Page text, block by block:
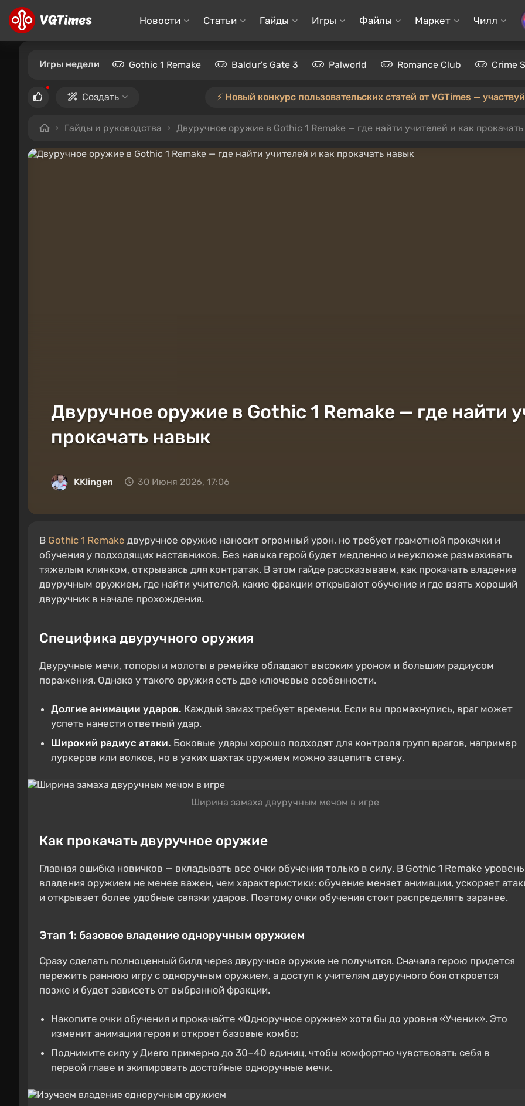
Новости Статьи Гайды Игры Файлы Маркет Чилл
Игры недели Gothic 1 Remake Baldur's Gate 3 Palworld Romance Club Crime
Создать ⚡️ Новый конкурс пользовательских статей от VGTimes —
Гайды и руководства Двуручное оружие в Gothic 1 Remake — где найти учителей и как
Двуручное оружие в Gothic 1 Remake — где найти
прокачать навык
KKlingen 30 Июня 2026, 17:06
В Gothic 1 Remake двуручное оружие наносит огромный урон, но требует грамотной прокачки и
обучения у подходящих наставников. Без навыка герой будет медленно и неуклюже размахивать
тяжелым клинком, открываясь для контратак. В этом гайде рассказываем, как прокачать владение
двуручным оружием, где найти учителей, какие фракции открывают обучение и где взять хороший
двуручник в начале прохождения.
Специфика двуручного оружия
Двуручные мечи, топоры и молоты в ремейке обладают высоким уроном и большим радиусом
поражения. Однако у такого оружия есть две ключевые особенности.
Долгие анимации ударов. Каждый замах требует времени. Если вы промахнулись, враг может
успеть нанести ответный удар.
Широкий радиус атаки. Боковые удары хорошо подходят для контроля групп врагов, например
луркеров или волков, но в узких шахтах оружием можно зацепить стену.
Ширина замаха двуручным мечом в игре
Как прокачать двуручное оружие
Главная ошибка новичков — вкладывать все очки обучения только в силу. В Gothic 1 Remake уровень
владения оружием не менее важен, чем характеристики: обучение меняет анимации, ускоряет
и открывает более удобные связки ударов. Поэтому очки обучения стоит распределять заранее.
Этап 1: базовое владение одноручным оружием
Сразу сделать полноценный билд через двуручное оружие не получится. Сначала герою придется
пережить раннюю игру с одноручным оружием, а доступ к учителям двуручного боя откроется
позже и будет зависеть от выбранной фракции.
Накопите очки обучения и прокачайте «Одноручное оружие» хотя бы до уровня «Ученик». Это
изменит анимации героя и откроет базовые комбо;
Поднимите силу у Диего примерно до 30–40 единиц, чтобы комфортно чувствовать себя в
первой главе и экипировать достойные одноручные мечи.